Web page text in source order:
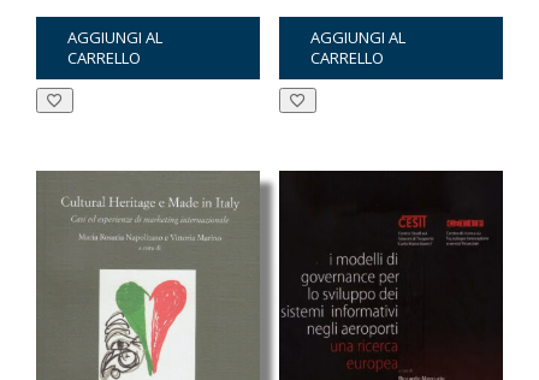
prezzo
originale
era:
prezzo
attuale
è:
AGGIUNGI AL
CARRELLO
prezzo
originale
era:
prezzo
attuale
è:
AGGIUNGI AL
CARRELLO